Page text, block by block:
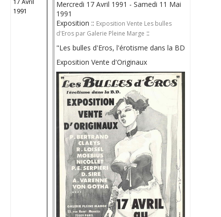
17 Avril
1991
Mercredi 17 Avril 1991 - Samedi 11 Mai
1991
Exposition :: Exposition Vente Les bulles
d'Eros par Galerie Pleine Marge ::
"Les bulles d'Eros, l'érotisme dans la BD
Exposition Vente d'Originaux